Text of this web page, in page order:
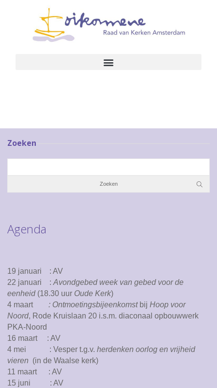
Zoeken
Agenda
19 januari : AV
22 januari :Avondgebed week van gebed voor de
eenheid (18.30 uur Oude Kerk)
4 maart: Ontmoetingsbijeenkomstbij Hoop voor
Noord, Rode Kruislaan 20 i.s.m. diaconaal opbouwwerk
PKA-Noord
16 maart : AV
4 mei : Vesper t.g.v. herdenken oorlog en vrijheid
vieren (in de Waalse kerk)
11 maart : AV
15 juni : AV